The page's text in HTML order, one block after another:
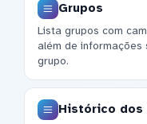
Grupos
Lista grupos com
além de
grupo.
Histórico